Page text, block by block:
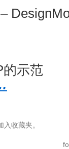
示范
入收藏夹。